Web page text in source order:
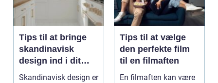
Tips til at bringe
skandinavisk
design ind i dit
hjem
Skandinavisk design er
Tips til at vælge
den perfekte film
til en filmaften
En filmaften kan være